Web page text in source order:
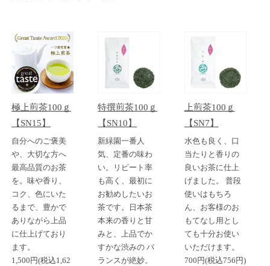
極上煎茶100ｇ
【SN15】
自分へのご褒美
や、大切な方へ
最高品質のお茶
を。味や香り、
コク、色にいた
るまで、豊かで
ありながら上品
に仕上げており
ます。
1,500円(税込1,62
特撰煎茶100ｇ
【SN10】
新緑園一番人
気、定番の味わ
い。リピート率
も高く、最初に
お勧めしたいお
茶です。日本茶
本来の香りと甘
みと、上品でか
すかな渋みの バ
ランスが絶妙。
上煎茶100ｇ
【SN7】
水色も良く、口
当たりと香りの
良いお茶に仕上
げました。 普段
使いはもちろ
ん、お客様のお
もてなし用とし
ても十分お使い
いただけます。
700円(税込756円)